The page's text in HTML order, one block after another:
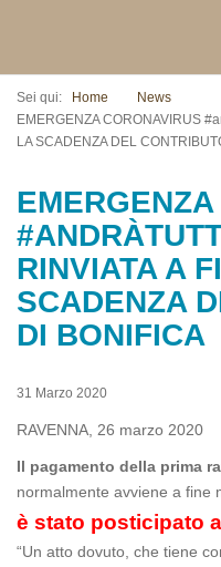
Sei qui: Home
News
EMERGENZA CORONAVIRUS
LA SCADENZA DEL
RINVIATA A
SCADENZA
DI BONIFICA
31 Marzo 2020
RAVENNA, 26 marzo 2020
Il pagamento della prima
normalmente avviene a fine
è stato posticipato
“Un atto dovuto, che tiene